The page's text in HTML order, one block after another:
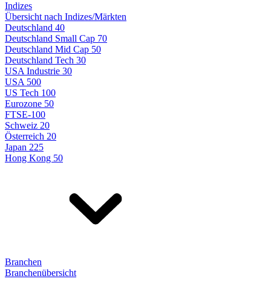
Indizes
Übersicht nach Indizes/Märkten
Deutschland 40
Deutschland Small Cap 70
Deutschland Mid Cap 50
Deutschland Tech 30
USA Industrie 30
USA 500
US Tech 100
Eurozone 50
FTSE-100
Schweiz 20
Österreich 20
Japan 225
Hong Kong 50
Branchen
Branchenübersicht